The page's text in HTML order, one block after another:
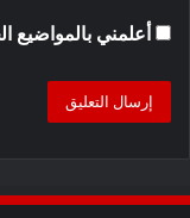
أعلمني بالمواضيع